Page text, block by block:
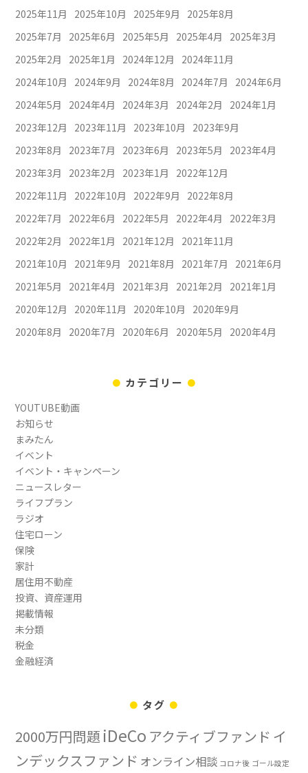
2025年11月 2025年10月 2025年9月
2025年8月
2025年7月
2025年6月 2025年5月 2025年4月
2025年3月
2025年2月
2025年1月 2024年12月
2024年11月
2024年10月
2024年9月 2024年8月 2024年7月
2024年6月
2024年5月
2024年4月 2024年3月 2024年2月
2024年1月
2023年12月
2023年11月 2023年10月
2023年9月
2023年8月
2023年7月 2023年6月 2023年5月
2023年4月
2023年3月
2023年2月 2023年1月
2022年12月
2022年11月
2022年10月 2022年9月
2022年8月
2022年7月
2022年6月 2022年5月 2022年4月
2022年3月
2022年2月
2022年1月 2021年12月
2021年11月
2021年10月
2021年9月 2021年8月 2021年7月
2021年6月
2021年5月
2021年4月 2021年3月 2021年2月
2021年1月
2020年12月
2020年11月 2020年10月
2020年9月
2020年8月
2020年7月 2020年6月 2020年5月 2020年4月
カテゴリー
YOUTUBE動画
お知らせ
まみたん
イベント
イベント・キャンペーン
ニュースレター
ライフプラン
ラジオ
住宅ローン
保険
家計
居住用不動産
投資、資産運用
掲載情報
未分類
税金
金融経済
タグ
2000万円問題 iDeCo アクティブファンド イ
ンデックスファンド オンライン相談 コロナ後 ゴール設定